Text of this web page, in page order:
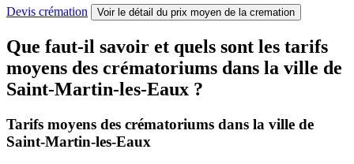
Devis crémation Voir le détail du prix moyen de la cremation
Que faut-il savoir et quels sont les tarifs
moyens des crématoriums dans la ville de
Saint-Martin-les-Eaux ?
Tarifs moyens des crématoriums dans la ville de
Saint-Martin-les-Eaux